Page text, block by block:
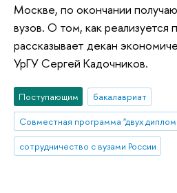
Москве, по окончании
вузов. О том, как реализуется
рассказывает декан
УрГУ Сергей Кадочников.
Поступающим
бакалавриат
сотрудничество с вузами России